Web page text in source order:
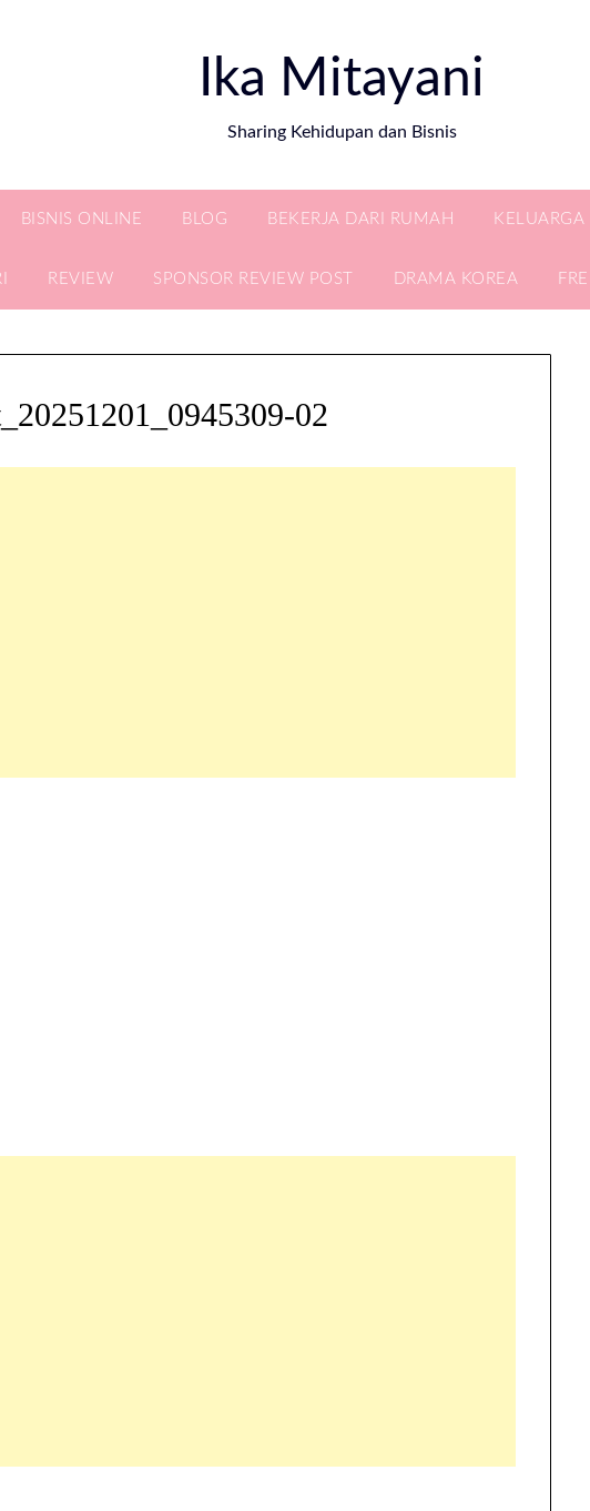
Ika Mitayani
Sharing Kehidupan dan Bisnis
BISNIS ONLINE BLOG BEKERJA DARI RUMAH KELUARGA
REVIEW SPONSOR REVIEW POST DRAMA KOREA
02